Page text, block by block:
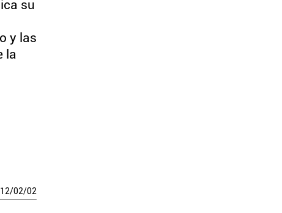
su
y las
la
/02/02